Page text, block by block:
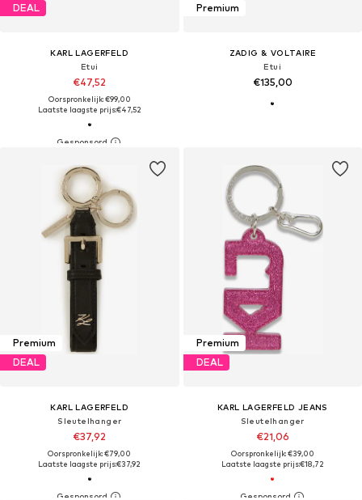
DEAL
KARL LAGERFELD
Etui
€47,52
Oorspronkelijk: €99,00
Laatste laagste prijs:€47,52
Premium
ZADIG & VOLTAIRE
Etui
€135,00
Premium
DEAL
KARL LAGERFELD
Sleutelhanger
€37,92
Oorspronkelijk: €79,00
Laatste laagste prijs:€37,92
Premium
DEAL
KARL LAGERFELD JEANS
Sleutelhanger
€21,06
Oorspronkelijk: €39,00
Laatste laagste prijs:€18,72